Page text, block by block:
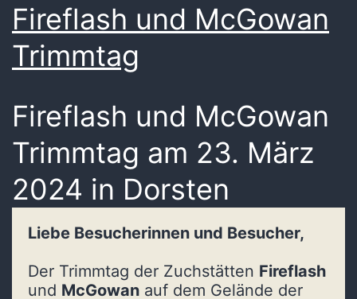
Fireflash und McGowan
Trimmtag
Fireflash und McGowan
Trimmtag am 23. März
2024 in Dorsten
Liebe Besucherinnen und Besucher,
Der Trimmtag der Zuchstätten Fireflash
und McGowan auf dem Gelände der